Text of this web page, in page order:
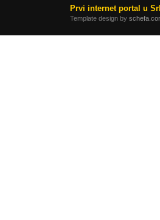
Prvi internet portal u
Template design by